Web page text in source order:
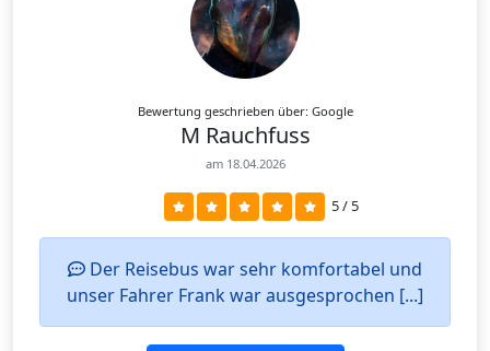
Bewertung geschrieben über: Google
M Rauchfuss
am 18.04.2026
5 / 5
Der Reisebus war sehr komfortabel und
unser Fahrer Frank war ausgesprochen [...]